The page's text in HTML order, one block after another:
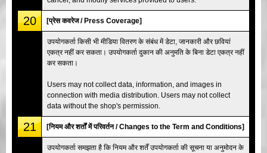
20 [प्रेस कवरेज / Press Coverage]
उपयोगकर्ता किसी भी मीडिया वितरण के संबंध में डेटा, जानकारी और छवियां
एकत्र नहीं कर सकता। उपयोगकर्ता दुकान की अनुमति के बिना डेटा एकत्र नहीं
कर सकता।
Users may not collect data, information, and images in
connection with media distribution. Users may not collect
data without the shop's permission.
21 [नियम और शर्तों में परिवर्तन / Changes to the Term and Conditions]
उपयोगकर्ता समझता है कि नियम और शर्तें उपयोगकर्ता की सूचना या अनुमोदन के